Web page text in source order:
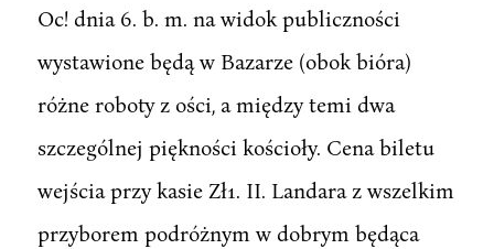
Oc! dnia 6. b. m. na widok publiczności
wystawione będą w Bazarze (obok bióra)
różne roboty z ości, a między temi dwa
szczególnej piękności kościoły. Cena biletu
wejścia przy kasie Zł1. II. Landara z wszelkim
przyborem podróżnym w dobrym będąca